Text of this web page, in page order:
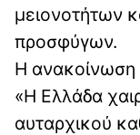
μειονοτήτων
προσφύγων.
Η ανακοίνωση
«Η Ελλάδα
αυταρχικού